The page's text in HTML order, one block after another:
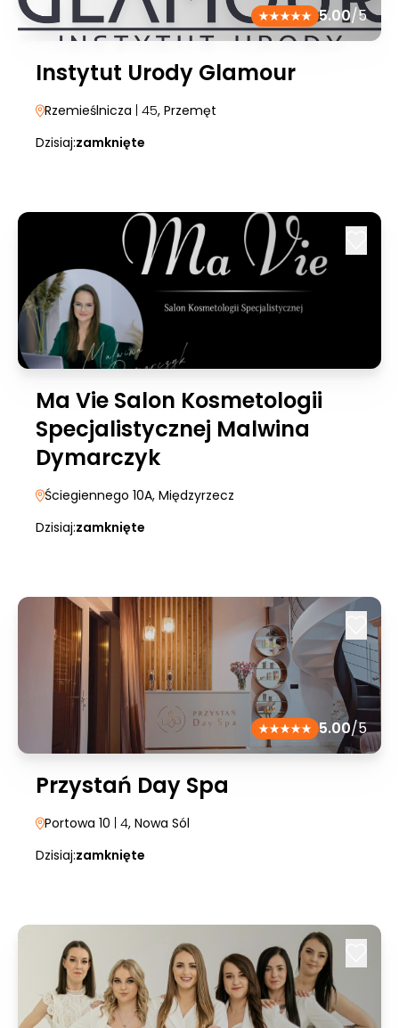
5.00/5
Instytut Urody Glamour
Rzemieślnicza | 45, Przemęt
Dzisiaj:zamknięte
Ma Vie Salon Kosmetologii
Specjalistycznej Malwina
Dymarczyk
Ściegiennego 10A, Międzyrzecz
Dzisiaj:zamknięte
5.00/5
Przystań Day Spa
Portowa 10 | 4, Nowa Sól
Dzisiaj:zamknięte